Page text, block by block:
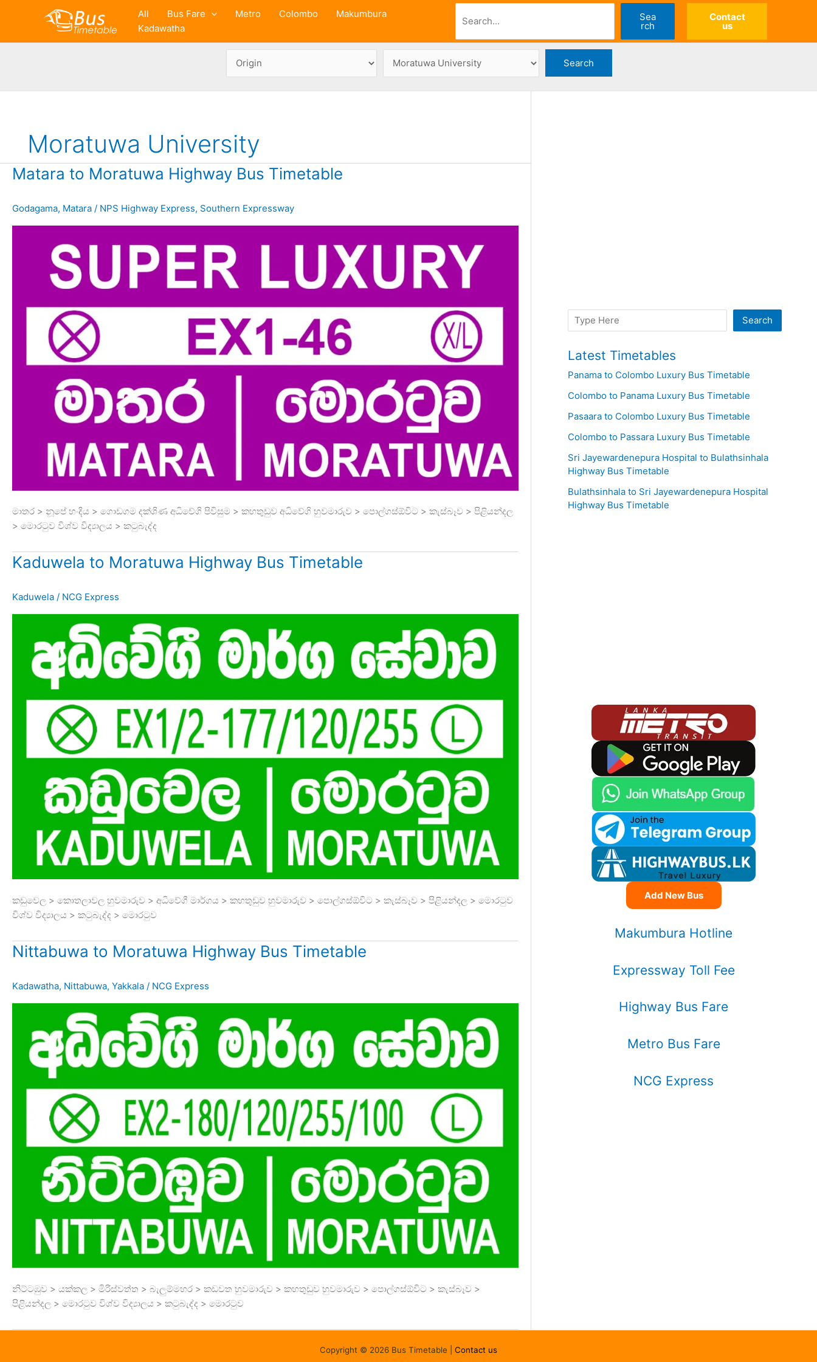
All Bus Fare Metro Colombo
Makumbura
Kadawatha
Sea
rch
Contact
us
Moratuwa University
Matara to Moratuwa Highway Bus Timetable
Godagama, Matara / NPS Highway Express, Southern Expressway
මාතර > නූපේ හංදිය > ගොඩගම දක්ශිණ අධිවේගි පිවිසුම > කහතුඩුව අධිවේගි හුවමාරුව > පොල්ගස්ඕවිට > කැස්බෑව > පිළියන්දල
> මොරටුව විශ්ව විද්‍යාලය > කටුබැද්ද
Kaduwela to Moratuwa Highway Bus Timetable
Kaduwela / NCG Express
කඩුවෙල > කොතලාවල හුවමාරුව > අධිවේගී මාර්ගය > කහතුඩුව හුවමාරුව > පොල්ගස්ඕවිට > කැස්බෑව > පිළියන්දල > මොරටුව
විශ්ව විද්‍යාලය > කටුබැද්ද > මොරටුව
Nittabuwa to Moratuwa Highway Bus Timetable
Kadawatha, Nittabuwa, Yakkala / NCG Express
නිට්ටඹුව > යක්කල > මිරිස්වත්ත > බැලුම්මහර > කඩවත හුවමාරුව > කහතුඩුව හුවමාරුව > පොල්ගස්ඕවිට > කැස්බෑව >
පිළියන්දල > මොරටුව විශ්ව විද්‍යාලය > කටුබැද්ද > මොරටුව
Search Search
Latest Timetables
Panama to Colombo Luxury Bus Timetable
Colombo to Panama Luxury Bus Timetable
Pasaara to Colombo Luxury Bus Timetable
Colombo to Passara Luxury Bus Timetable
Sri Jayewardenepura Hospital to Bulathsinhala
Highway Bus Timetable
Bulathsinhala to Sri Jayewardenepura Hospital
Highway Bus Timetable
Add New Bus
Makumbura Hotline
Expressway Toll Fee
Highway Bus Fare
Metro Bus Fare
NCG Express
Copyright © 2026 Bus Timetable | Contact us